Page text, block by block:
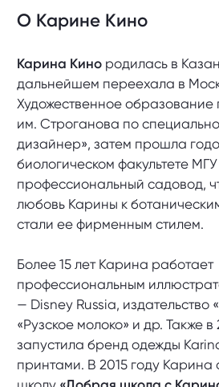
О Карине Кино
Карина Кино родилась в
дальнейшем переехала в
Художественное
им. Строганова по
дизайнер», затем прошла
биологическом факультете МГУ
профессиональный садовод,
любовь Карины к
стали ее фирменным стилем.
Более 15 лет Карина работает
профессиональным
— Disney Russia, издательство
«Рузское молоко» и др. Также
запустила бренд одежды
принтами. В 2015 году Карина